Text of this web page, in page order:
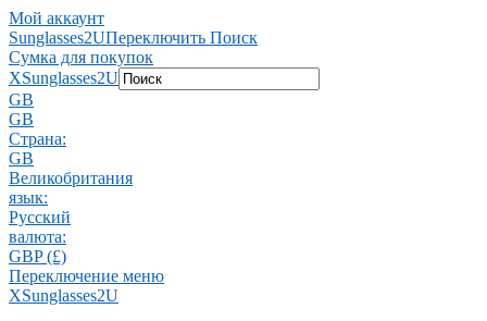
Мой аккаунт
Sunglasses2UПереключить Поиск
Сумка для покупок
XSunglasses2U
GB
GB
Страна:
GB
Великобритания
язык:
Pусский
валюта:
GBP (£)
Переключение меню
XSunglasses2U